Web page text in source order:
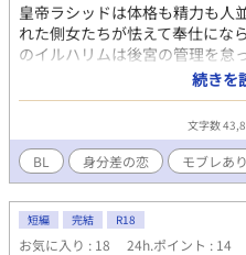
皇帝ラシッドは体格も精力も人
れた側女たちが怯えて奉仕にな
のイルハリムは後宮の管理を怠
てしまう。 強面巨根で情愛
隠れ淫乱な受 R18：レイプ
多少あります。 2022/12/23
単行本発売されました 電子版
https://www.cmoa.jp/title/
https://comicomi-studio.com/
12/23に番外編SS2本を投稿し
をお楽しみください ありがとう
続きを
文字数
BL 身分差の恋 モブレあり
短編 完結 R18
お気に入り : 18 24h.ポイント : 14